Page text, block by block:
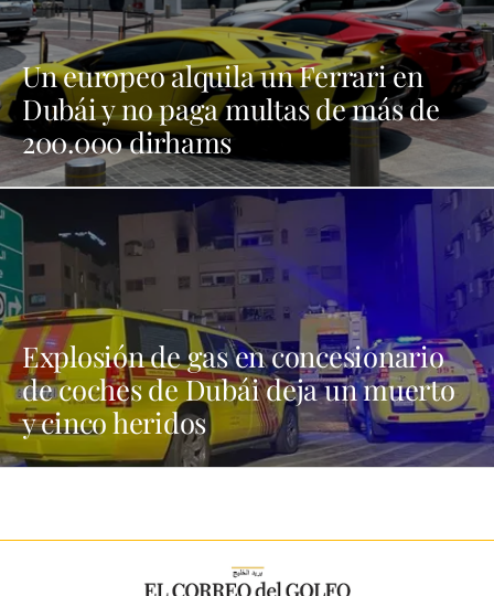
Un europeo alquila un Ferrari en
Dubái y no paga multas de más de
200.000 dirhams
Explosión de gas en concesionario
de coches de Dubái deja un muerto
y cinco heridos